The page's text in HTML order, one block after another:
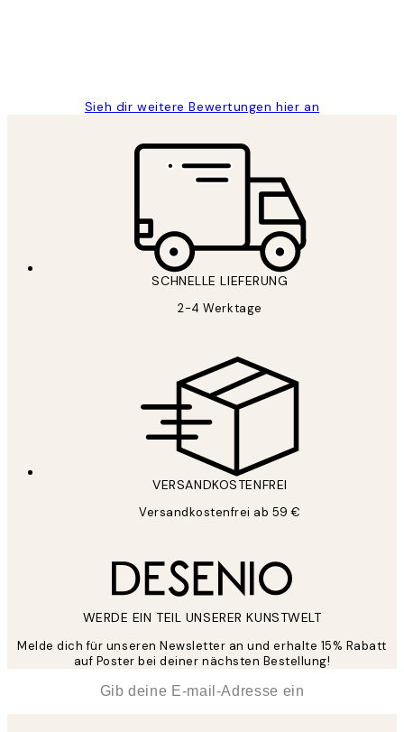
Sieh dir weitere Bewertungen hier an
SCHNELLE LIEFERUNG
2-4 Werktage
VERSANDKOSTENFREI
Versandkostenfrei ab 59 €
WERDE EIN TEIL UNSERER KUNSTWELT
Melde dich für unseren Newsletter an und erhalte 15% Rabatt
auf Poster bei deiner nächsten Bestellung!